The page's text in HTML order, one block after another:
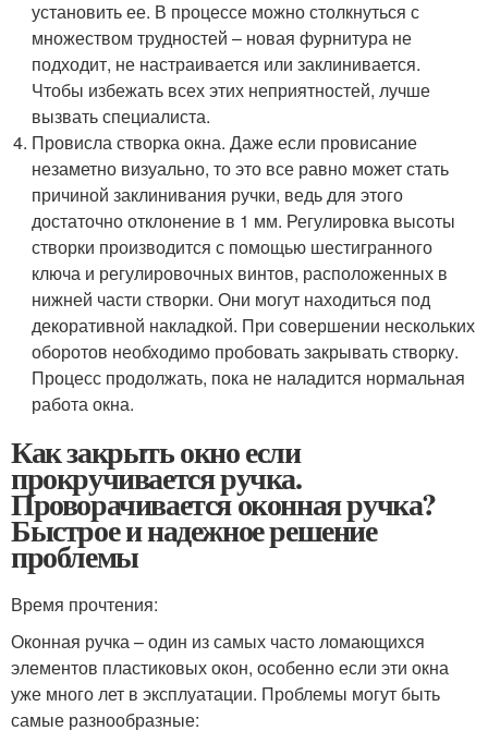
установить ее. В процессе можно столкнуться с
множеством трудностей – новая фурнитура не
подходит, не настраивается или заклинивается.
Чтобы избежать всех этих неприятностей, лучше
вызвать специалиста.
Провисла створка окна. Даже если провисание
незаметно визуально, то это все равно может стать
причиной заклинивания ручки, ведь для этого
достаточно отклонение в 1 мм. Регулировка высоты
створки производится с помощью шестигранного
ключа и регулировочных винтов, расположенных в
нижней части створки. Они могут находиться под
декоративной накладкой. При совершении нескольких
оборотов необходимо пробовать закрывать створку.
Процесс продолжать, пока не наладится нормальная
работа окна.
Как закрыть окно если
прокручивается ручка.
Проворачивается оконная ручка?
Быстрое и надежное решение
проблемы
Время прочтения:
Оконная ручка – один из самых часто ломающихся
элементов пластиковых окон, особенно если эти окна
уже много лет в эксплуатации. Проблемы могут быть
самые разнообразные: